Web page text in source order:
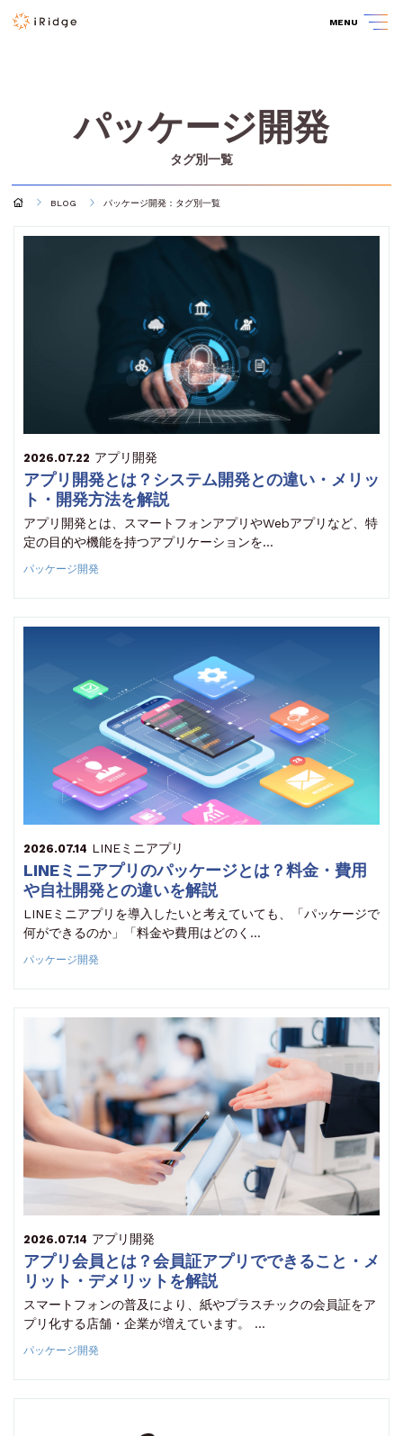
MENU
パッケージ開発
タグ別一覧
BLOG パッケージ開発：タグ別一覧
2026.07.22 アプリ開発
アプリ開発とは？システム開発との違い・メリッ
ト・開発方法を解説
アプリ開発とは、スマートフォンアプリやWebアプリなど、特
定の目的や機能を持つアプリケーションを…
パッケージ開発
2026.07.14 LINEミニアプリ
LINEミニアプリのパッケージとは？料金・費用
や自社開発との違いを解説
LINEミニアプリを導入したいと考えていても、「パッケージで
何ができるのか」「料金や費用はどのく…
パッケージ開発
2026.07.14 アプリ開発
アプリ会員とは？会員証アプリでできること・メ
リット・デメリットを解説
スマートフォンの普及により、紙やプラスチックの会員証をア
プリ化する店舗・企業が増えています。 …
パッケージ開発